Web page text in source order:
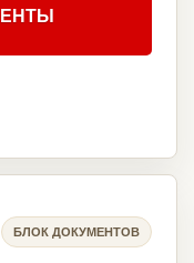
БЛОК ДОКУМЕНТОВ